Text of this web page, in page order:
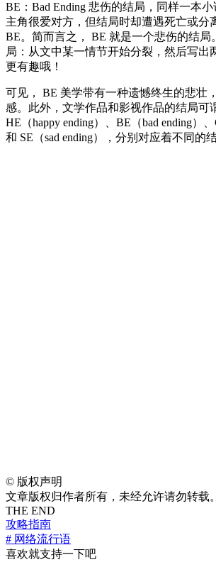
BE：Bad Ending 悲伤的结局，同样一本
主角很爱对方，但结局时却遭遇死亡或分
BE。简而言之， BE 就是一个悲伤的结局
局：从文中某一情节开始分裂，然后写出
更有趣哦！
可见， BE 美学带有一种遗憾终生的悲壮
感。此外，文学作品和影视作品的结局可
HE（happy ending）、BE（bad ending）、
和 SE（sad ending），分别对应着不同的
© 版权声明
文章版权归作者所有，未经允许请勿转载。
THE END
攻略指南
# 网络流行语
喜欢就支持一下吧